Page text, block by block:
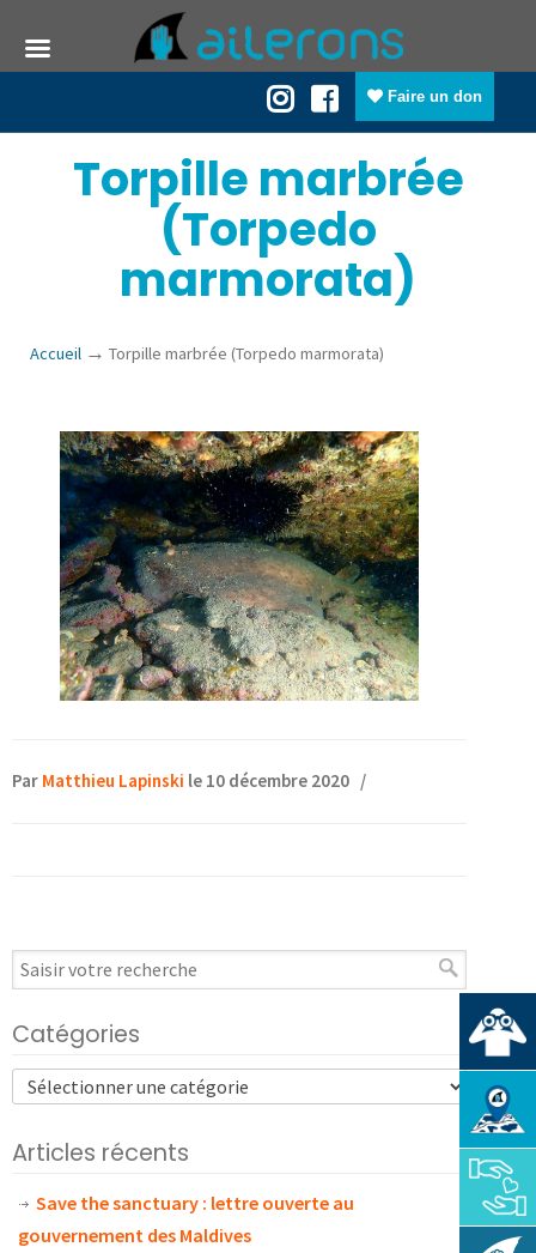
Faire un don
Torpille marbrée
(Torpedo
marmorata)
Accueil → Torpille marbrée (Torpedo marmorata)
Par Matthieu Lapinski le 10 décembre 2020 /
Catégories
Articles récents
Save the sanctuary : lettre ouverte au
gouvernement des Maldives